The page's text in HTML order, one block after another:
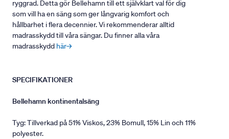
ryggrad. Detta gör Bellehamn till ett självklart val för dig
som vill ha en säng som ger långvarig komfort och
hållbarhet i flera decennier. Vi rekommenderar alltid
madrasskydd till våra sängar. Du finner alla våra
madrasskydd här→
SPECIFIKATIONER
Bellehamn kontinentalsäng
Tyg: Tillverkad på 51% Viskos, 23% Bomull, 15% Lin och 11%
polyester.